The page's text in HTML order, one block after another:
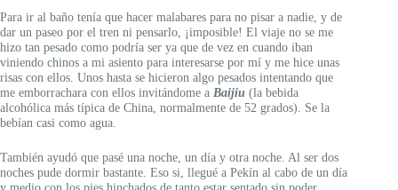
Para ir al baño tenía que hacer malabares para no pisar a nadie, y de
dar un paseo por el tren ni pensarlo, ¡imposible! El viaje no se me
hizo tan pesado como podría ser ya que de vez en cuando iban
viniendo chinos a mi asiento para interesarse por mí y me hice unas
risas con ellos. Unos hasta se hicieron algo pesados intentando que
me emborrachara con ellos invitándome a Baijiu (la bebida
alcohólica más típica de China, normalmente de 52 grados). Se la
bebían casi como agua.
También ayudó que pasé una noche, un día y otra noche. Al ser dos
noches pude dormir bastante. Eso si, llegué a Pekín al cabo de un día
y medio con los pies hinchados de tanto estar sentado sin poder